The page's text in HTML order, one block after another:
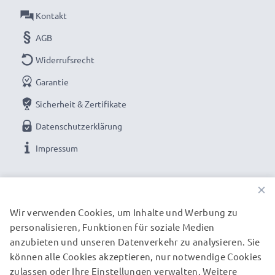
Spezifikationen:
Material:
Form:Tulpe / Flower / Petal / Tulip
Flower / Petal / Tulip Bajonett Gegenlichtblende
von CELLONIC. Bestellen Sie jetzt für schnelle
Lieferung und 3 Jahre Garantie!
Kontakt
AGB
Widerrufsrecht
Garantie
Sicherheit & Zertifikate
Datenschutzerklärung
Impressum
UNSERE VERSANDPARTNER
×
Wir verwenden Cookies, um Inhalte und Werbung zu
personalisieren, Funktionen für soziale Medien
anzubieten und unseren Datenverkehr zu analysieren. Sie
können alle Cookies akzeptieren, nur notwendige Cookies
zulassen oder Ihre Einstellungen verwalten. Weitere